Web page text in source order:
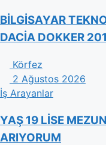
BİLGİSAYAR
DACİA DOKKER
Körfez
2 Ağustos 2026
İş Arayanlar
YAŞ 19 LİSE
ARIYORUM